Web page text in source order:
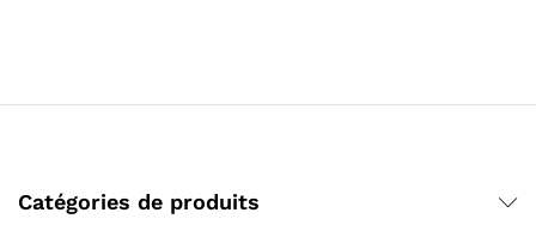
Catégories de produits